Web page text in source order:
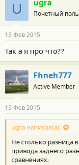
Вот было уже
U ugra
Почетный
15 Фев 2015
Так а я про что??
Fhneh777
Active Member
15 Фев 2015
ugra написал(а):
Не столько разница
привода заднего
сравнениях.